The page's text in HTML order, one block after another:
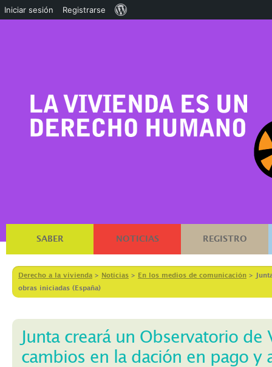
SABER NOTICIAS REGISTRO
Derecho a la vivienda > Notícias > En los medios de comunicación >
obras iniciadas (España)
Junta creará un Observatorio de
cambios en la dación en pago y
Iniciar sesión Registrarse